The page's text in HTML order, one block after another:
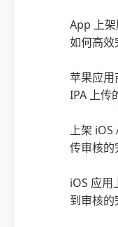
App 上
如何高效
苹果应用
IPA 上传
上架 iOS
传审核的
iOS 应用
到审核